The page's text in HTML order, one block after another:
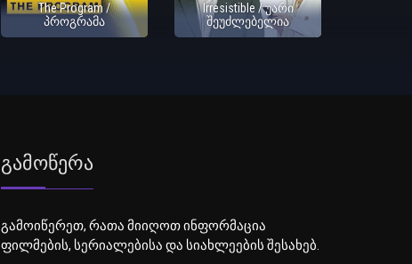
The Program /
პროგრამა
Irresistible / უარი
შეუძლებელია
Გამოწერა
გამოიწერეთ, რათა მიიღოთ ინფორმაცია
ფილმების, სერიალებისა და სიახლეების შესახებ.